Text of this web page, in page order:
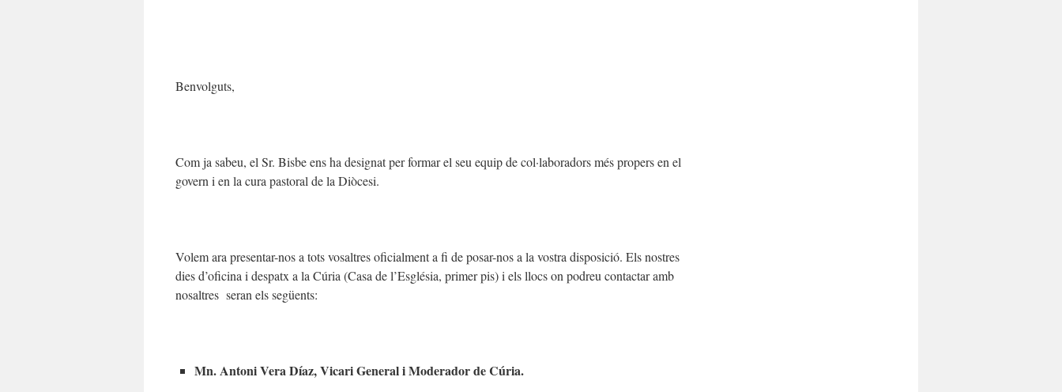
Benvolguts,
Com ja sabeu, el Sr. Bisbe ens ha designat per formar el seu equip de col·laboradors més propers en el
govern i en la cura pastoral de la Diòcesi.
Volem ara presentar-nos a tots vosaltres oficialment a fi de posar-nos a la vostra disposició. Els nostres
dies d’oficina i despatx a la Cúria (Casa de l’Església, primer pis) i els llocs on podreu contactar amb
nosaltres seran els següents:
Mn. Antoni Vera Díaz, Vicari General i Moderador de Cúria.